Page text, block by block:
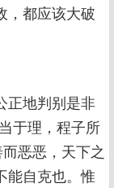
，都应该大破
正地判别是非
于理，程子所
恶恶，天下之
能自克也。惟